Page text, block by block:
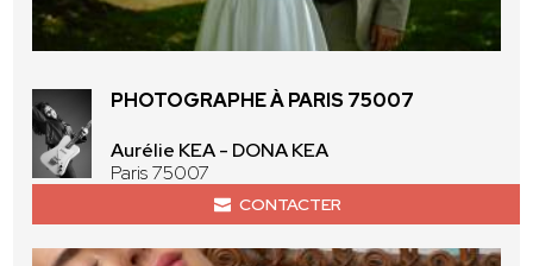
PHOTOGRAPHE À PARIS 75007
Aurélie KEA - DONA KEA
Paris 75007
CONTACTER